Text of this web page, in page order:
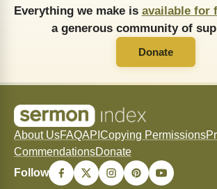
Everything we make is available for
a generous community of
Donate
About UsFAQAPI Copying Permissions
CommendationsDonate
Follow